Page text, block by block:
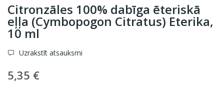
Citronzāles 100% dabīga ēteriskā
eļļa (Cymbopogon Citratus) Eterika,
10 ml
Uzrakstīt atsauksmi
5,35 €